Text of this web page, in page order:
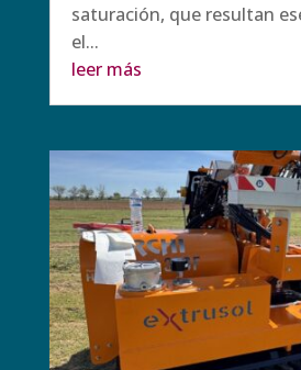
saturación, que resultan
el...
leer más